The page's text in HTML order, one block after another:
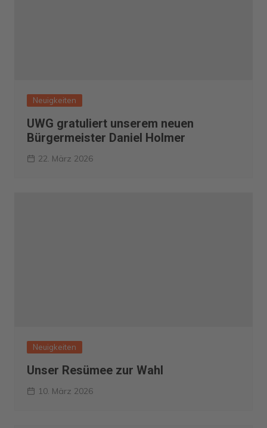
Neuigkeiten
UWG gratuliert unserem neuen
Bürgermeister Daniel Holmer
22. März 2026
Neuigkeiten
Unser Resümee zur Wahl
10. März 2026